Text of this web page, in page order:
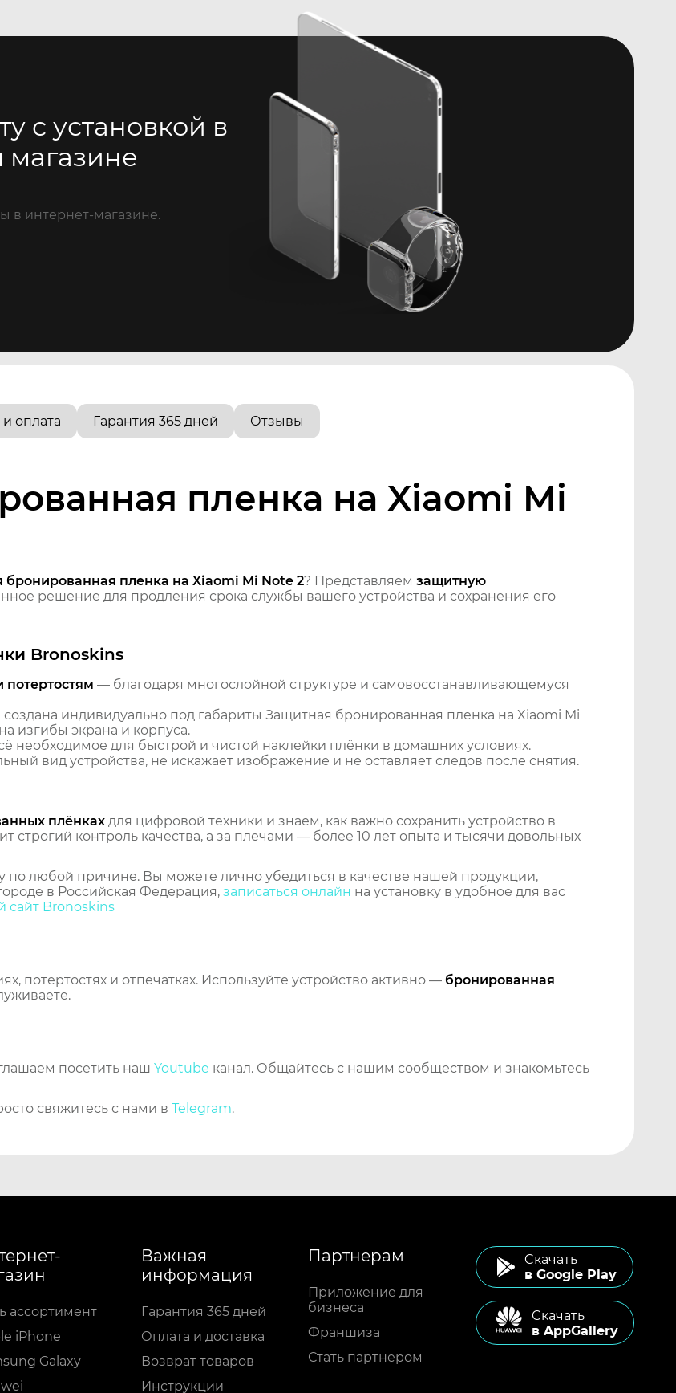
с установкой в
в интернет-магазине.
оплата Гарантия 365 дней Отзывы
пленка на Xiaomi Mi
бронированная пленка на Xiaomi Mi Note 2? Представляем защитную
решение для продления срока службы вашего устройства и сохранения его
Bronoskins
— благодаря многослойной структуре и самовосстанавливающемуся
индивидуально под габариты Защитная бронированная пленка на Xiaomi Mi
изгибы экрана и корпуса.
необходимое для быстрой и чистой наклейки плёнки в домашних условиях.
вид устройства, не искажает изображение и не оставляет следов после снятия.
плёнках для цифровой техники и знаем, как важно сохранить устройство в
строгий контроль качества, а за плечами — более 10 лет опыта и тысячи довольных
по любой причине. Вы можете лично убедиться в качестве нашей продукции,
в Российская Федерация, записаться онлайн на установку в удобное для вас
сайт Bronoskins
потертостях и отпечатках. Используйте устройство активно — бронированная
посетить наш Youtube канал. Общайтесь с нашим сообществом и знакомьтесь
свяжитесь с нами в Telegram.
ассортимент
iPhone
Galaxy
Важная
информация
Гарантия 365 дней
Оплата и доставка
Возврат товаров
Инструкции
Партнерам
Приложение для
бизнеса
Франшиза
Стать партнером
Cкачать
в Google Play
Cкачать
в AppGallery